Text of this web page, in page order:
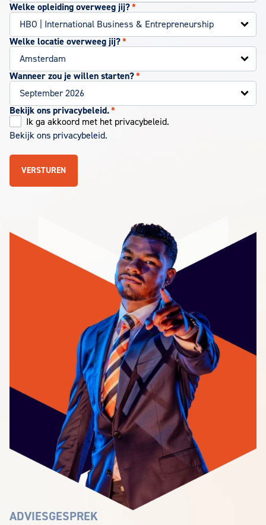
Welke opleiding overweeg jij?*
Welke locatie overweeg jij?*
Wanneer zou je willen starten?*
Bekijk ons privacybeleid.*
Ik ga akkoord met het privacybeleid.
Bekijk ons privacybeleid.
ADVIESGESPREK